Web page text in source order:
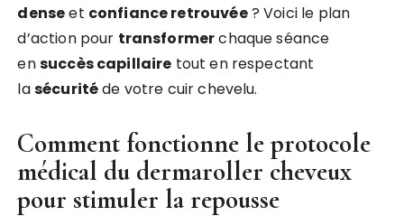
denseet confiance retrouvée? Voici le plan
d’action pour transformerchaque séance
ensuccès capillaire tout en respectant
lasécuritéde votre cuir chevelu.
Comment fonctionne le protocole
médical du dermaroller cheveux
pour stimuler la repousse